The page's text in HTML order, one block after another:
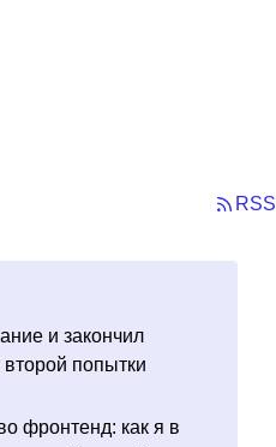
RSS
и закончил
попытки
фронтенд: как я в